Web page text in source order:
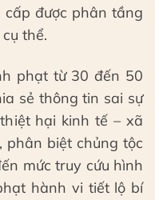
được phân tầng
thể.
phạt từ 30 đến 50
sẻ thông tin sai sự
hại kinh tế – xã
phân biệt chủng tộc
mức truy cứu hình
hành vi tiết lộ bí